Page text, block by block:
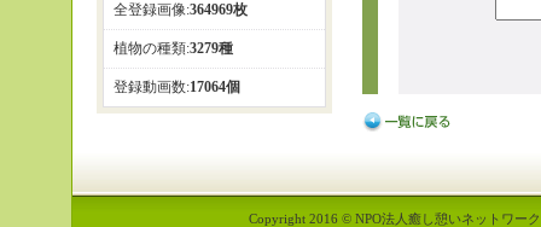
全登録画像:364969枚
植物の種類:3279種
登録動画数:17064個
Copyright 2016 © NPO法人癒し憩いネットワー